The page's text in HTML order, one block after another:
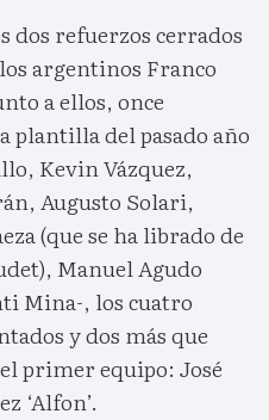
dos refuerzos cerrados
argentinos Franco
a ellos, once
plantilla del pasado año
Kevin Vázquez,
Augusto Solari,
(que se ha librado de
Manuel Agudo
Mina-, los cuatro
y dos más que
primer equipo: José
‘Alfon’.